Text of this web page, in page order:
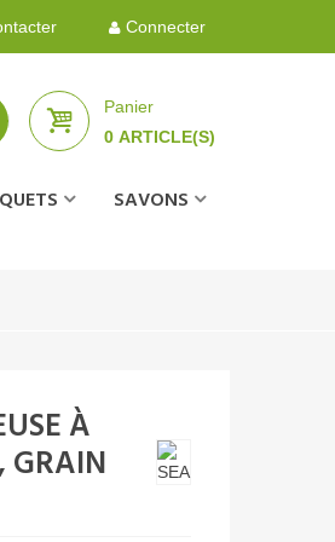
Connecter
Panier
0 ARTICLE(S)
SAVONS
À
GRAIN